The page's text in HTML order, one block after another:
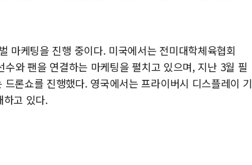
마케팅을 진행 중이다. 미국에서는 전미대학체육협회
와 팬을 연결하는 마케팅을 펼치고 있으며, 지난 3월 필
론쇼를 진행했다. 영국에서는 프라이버시 디스플레이 기
하고 있다.